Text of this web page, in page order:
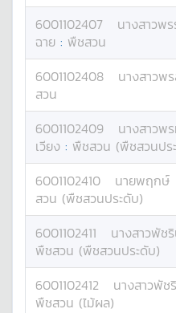
6001102407 นางสาวพ
ฉาย : พืชสวน
6001102408 นางสาวพ
สวน
6001102409 นางสาวพ
เวียง : พืชสวน (พืชสวนปร
6001102410 นายพฤกษ์
สวน (พืชสวนประดับ)
6001102411 นางสาวพัช
พืชสวน (พืชสวนประดับ)
6001102412 นางสาวพัช
พืชสวน (ไม้ผล)